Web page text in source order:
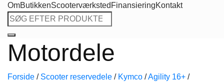
OmButikkenScooterværksted FinansieringKontakt
Søg
efter:
Motordele
Forside / Scooter reservedele / Kymco /Agility 16+ /